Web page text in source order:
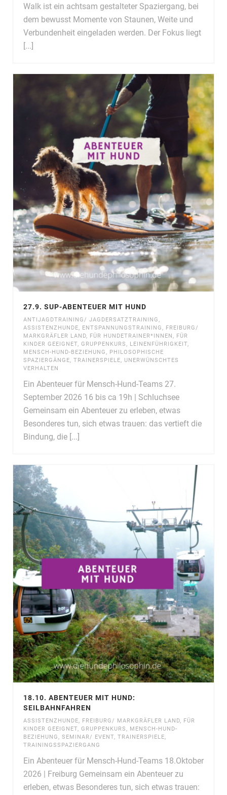
Walk ist ein achtsam gestalteter Spaziergang, bei
dem bewusst Momente von Staunen, Weite und
Verbundenheit eingeladen werden. Der Fokus liegt
[...]
27.9. SUP-ABENTEUER MIT HUND
ANTIJAGDTRAINING/ JAGDERSATZTRAINING,
ASSISTENZHUNDE, ENTSPANNUNGSTRAINING, FREIBURG/
MARKGRÄFLER LAND, FÜR HUNDETRAINER*INNEN , FÜR
KINDER GEEIGNET, GRUPPENKURS, LEINENFÜHRIGKEIT,
MENSCH-HUND-BEZIEHUNG, PHILOSOPHISCHE
SPAZIERGÄNGE, TRAINERSPIELE, UNERWÜNSCHTES
VERHALTEN
Ein Abenteuer für Mensch-Hund-Teams 27.
September 2026 16 bis ca 19h | Schluchsee
Gemeinsam ein Abenteuer zu erleben, etwas
Besonderes tun, sich etwas trauen: das vertieft die
Bindung, die [...]
18.10. ABENTEUER MIT HUND:
SEILBAHNFAHREN
ASSISTENZHUNDE, FREIBURG/ MARKGRÄFLER LAND, FÜR
KINDER GEEIGNET, GRUPPENKURS, MENSCH-HUND-
BEZIEHUNG, SEMINAR/ EVENT, TRAINERSPIELE,
TRAININGSSPAZIERGANG
Ein Abenteuer für Mensch-Hund-Teams 18.Oktober
2026 | Freiburg Gemeinsam ein Abenteuer zu
erleben, etwas Besonderes tun, sich etwas trauen: